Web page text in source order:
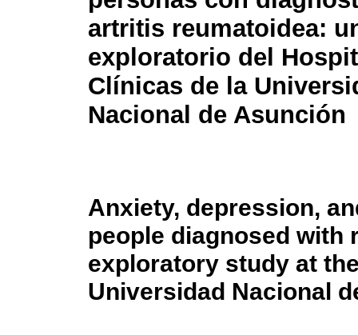
artritis reumatoidea:
exploratorio del
Clínicas de la
Nacional de Asunción
Anxiety, depression,
people diagnosed
exploratory study at
Universidad Nacional